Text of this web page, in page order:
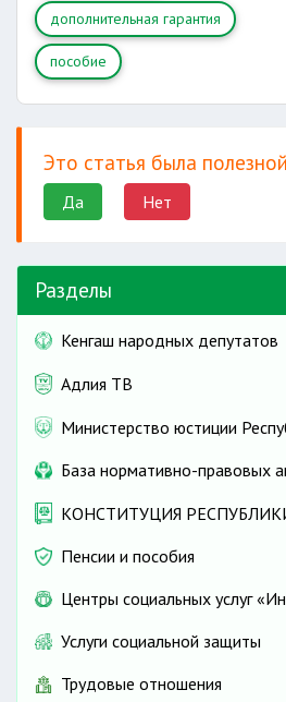
дополнительная гарантия
пособие
Это статья была
Да Нет
Разделы
Кенгаш народных депутатов
Адлия ТВ
Министерство юстиции
База нормативно-правовых
КОНСТИТУЦИЯ
Пенсии и пособия
Центры социальных услуг
Услуги социальной защиты
Трудовые отношения